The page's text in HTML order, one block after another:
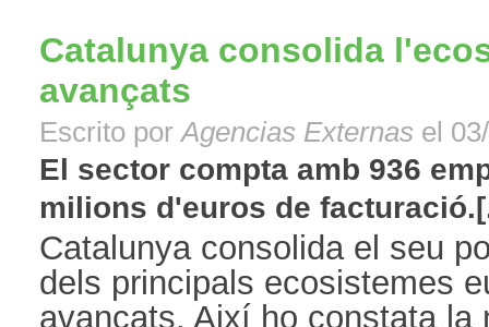
Catalunya consolida
avançats
Escrito porAgencias Externas el
El sector compta amb 936
milions d'euros de
Catalunya consolida el seu
dels principals ecosistemes
avançats. Així ho constata la